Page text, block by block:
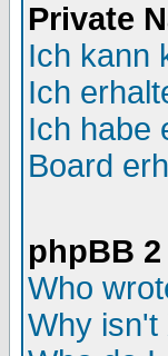
Private
Ich kann
Ich
Ich habe
Board
phpBB
Who
Why isn't